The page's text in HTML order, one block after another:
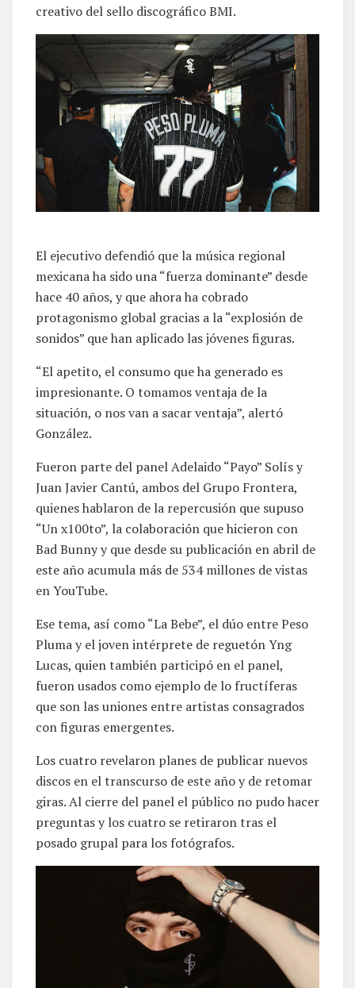
creativo del sello discográfico BMI.
El ejecutivo defendió que la música regional
mexicana ha sido una “fuerza dominante” desde
hace 40 años, y que ahora ha cobrado
protagonismo global gracias a la “explosión de
sonidos” que han aplicado las jóvenes figuras.
“El apetito, el consumo que ha generado es
impresionante. O tomamos ventaja de la
situación, o nos van a sacar ventaja”, alertó
González.
Fueron parte del panel Adelaido “Payo” Solís y
Juan Javier Cantú, ambos del Grupo Frontera,
quienes hablaron de la repercusión que supuso
“Un x100to”, la colaboración que hicieron con
Bad Bunny y que desde su publicación en abril de
este año acumula más de 534 millones de vistas
en YouTube.
Ese tema, así como “La Bebe”, el dúo entre Peso
Pluma y el joven intérprete de reguetón Yng
Lucas, quien también participó en el panel,
fueron usados como ejemplo de lo fructíferas
que son las uniones entre artistas consagrados
con figuras emergentes.
Los cuatro revelaron planes de publicar nuevos
discos en el transcurso de este año y de retomar
giras. Al cierre del panel el público no pudo hacer
preguntas y los cuatro se retiraron tras el
posado grupal para los fotógrafos.